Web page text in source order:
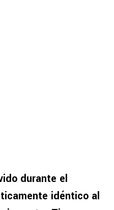
durante el
idéntico al